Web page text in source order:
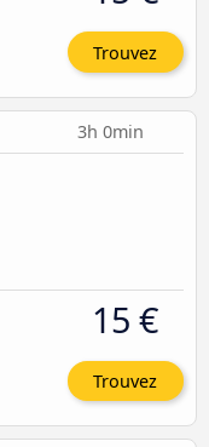
Trouvez
3h 0min
15 €
Trouvez